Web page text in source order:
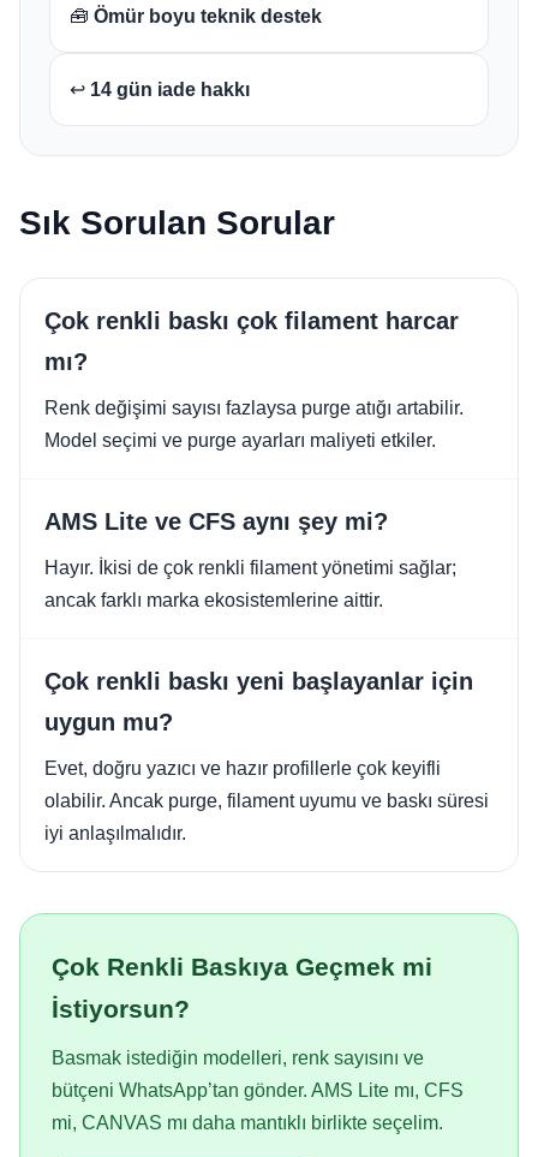
🧰 Ömür boyu teknik destek
↩️ 14 gün iade hakkı
Sık Sorulan Sorular
Çok renkli baskı çok filament harcar
mı?
Renk değişimi sayısı fazlaysa purge atığı artabilir.
Model seçimi ve purge ayarları maliyeti etkiler.
AMS Lite ve CFS aynı şey mi?
Hayır. İkisi de çok renkli filament yönetimi sağlar;
ancak farklı marka ekosistemlerine aittir.
Çok renkli baskı yeni başlayanlar için
uygun mu?
Evet, doğru yazıcı ve hazır profillerle çok keyifli
olabilir. Ancak purge, filament uyumu ve baskı süresi
iyi anlaşılmalıdır.
Çok Renkli Baskıya Geçmek mi
İstiyorsun?
Basmak istediğin modelleri, renk sayısını ve
bütçeni WhatsApp’tan gönder. AMS Lite mı, CFS
mi, CANVAS mı daha mantıklı birlikte seçelim.